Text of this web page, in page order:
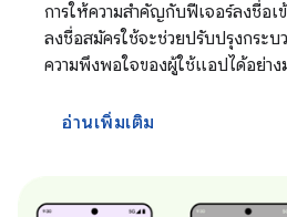
การให้ความสําคัญกับฟีเจอร์ลงชื่อเ
ลงชื่อสมัครใช้จะช่วยปรับปรุงกระบ
ความพึงพอใจของผู้ใช้แอปได้อย่าง
อ่านเพิ่มเติม